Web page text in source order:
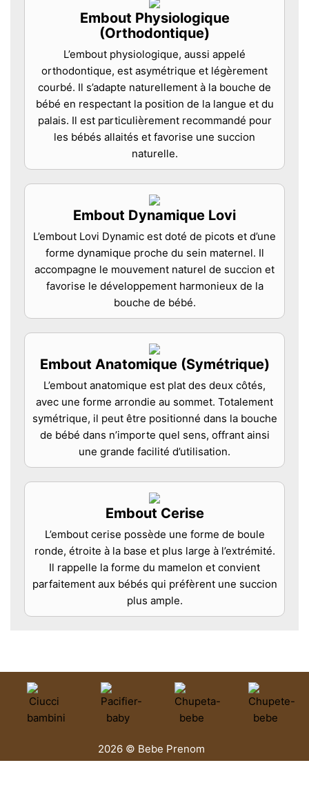
Embout Physiologique
(Orthodontique)
L’embout physiologique, aussi appelé
orthodontique, est asymétrique et légèrement
courbé. Il s’adapte naturellement à la bouche de
bébé en respectant la position de la langue et du
palais. Il est particulièrement recommandé pour
les bébés allaités et favorise une succion
naturelle.
Embout Dynamique Lovi
L’embout Lovi Dynamic est doté de picots et d’une
forme dynamique proche du sein maternel. Il
accompagne le mouvement naturel de succion et
favorise le développement harmonieux de la
bouche de bébé.
Embout Anatomique (Symétrique)
L’embout anatomique est plat des deux côtés,
avec une forme arrondie au sommet. Totalement
symétrique, il peut être positionné dans la bouche
de bébé dans n’importe quel sens, offrant ainsi
une grande facilité d’utilisation.
Embout Cerise
L’embout cerise possède une forme de boule
ronde, étroite à la base et plus large à l’extrémité.
Il rappelle la forme du mamelon et convient
parfaitement aux bébés qui préfèrent une succion
plus ample.
2026 © Bebe Prenom